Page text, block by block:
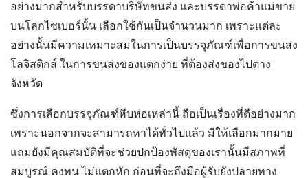
อย่างมากสำหรับบรรดาบริษัทขนส่ง และบรรดาพ่อค้าแม่ขาย
บนโลกไซเบอร์นั้น เลือกใช้กันเป็นจำนวนมาก เพราะแต่ละ
อย่างนั้นมีความเหมาะสมในการเป็นบรรจุภัณฑ์เพื่อการขนส่ง
โลจิสติกส์ ในการขนส่งของแตกง่าย ที่ต้องส่งของไปต่าง
จังหวัด
ซึ่งการเลือกบรรจุภัณฑ์หีบห่อเหล่านี้ ถือเป็นเรื่องที่ดีอย่างมาก
เพราะนอกจากจะสามารถหาได้ทั่วไปแล้ว มีให้เลือกมากมาย
แถมยังมีคุณสมบัติที่จะช่วยปกป้องพัสดุของเรานั้นมีสภาพที่
สมบูรณ์ คงทน ไม่แตกหัก ก่อนที่จะถึงมือผู้รับยังปลายทาง